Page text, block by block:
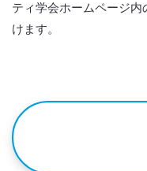
ティ学会ホームページ
けます。